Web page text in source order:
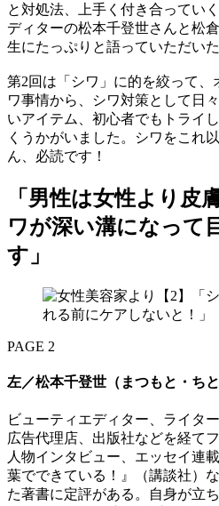
と対処法、上手く付き合ってい
ディターの松本千登世さんと松
生にたっぷりと語っていただいた
第2回は「シワ」に的を絞って
ワ事情から、シワ対策として日
いアイテム、初心者でもトライ
くうかがいました。シワをこれ
ん、必読です！
「男性は女性より皮
ワが深い溝になって
す」
PAGE 2
左／松本千登世（まつもと・ち
ビューティエディター、ライタ
広告代理店、出版社などを経て
人物インタビュー、エッセイ連
葉でできている！』（講談社）
た著書に定評がある。自身が立